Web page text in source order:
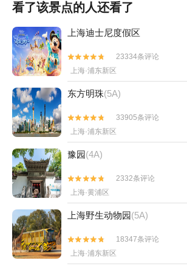
看了该景点的人还看了
上海迪士尼度假区


23334条评论
上海·浦东新区
东方明珠(5A)


33905条评论
上海·浦东新区
豫园(4A)


2332条评论
上海·黄浦区
上海野生动物园(5A)


18347条评论
上海·浦东新区